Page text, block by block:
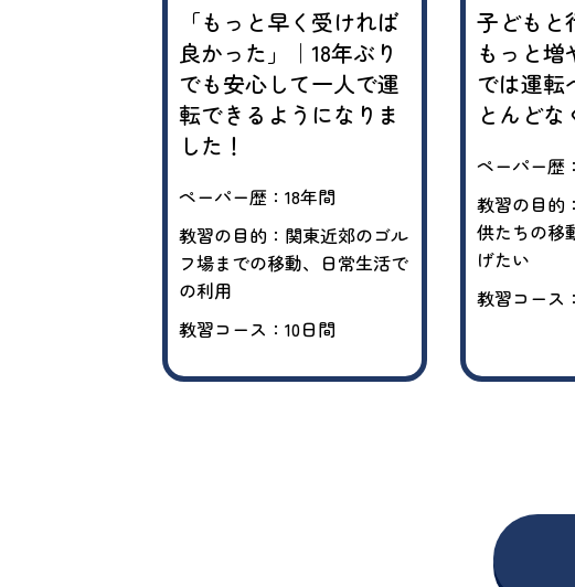
「もっと早く受ければ
良かった」｜18年ぶり
でも安心して一人で運
転できるようになりま
した！
ペーパー歴：18年間
教習の目的：関東近郊のゴル
フ場までの移動、日常生活で
の利用
教習コース：10日間
子どもと
もっと増
では運転
とんどな
ペーパー歴
教習の目的
供たちの移
げたい
教習コース